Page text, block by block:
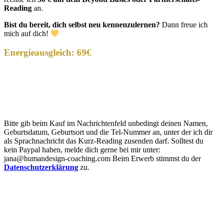
Reading an.
Bist du bereit, dich selbst neu kennenzulernen? Dann freue ich
mich auf dich!
Energieausgleich: 69€
Bitte gib beim Kauf im Nachrichtenfeld unbedingt deinen Namen,
Geburtsdatum, Geburtsort und die Tel-Nummer an, unter der ich dir
als Sprachnachricht das Kurz-Reading zusenden darf. Solltest du
kein Paypal haben, melde dich gerne bei mir unter:
jana@humandesign-coaching.com Beim Erwerb stimmst du der
Datenschutzerklärung zu.